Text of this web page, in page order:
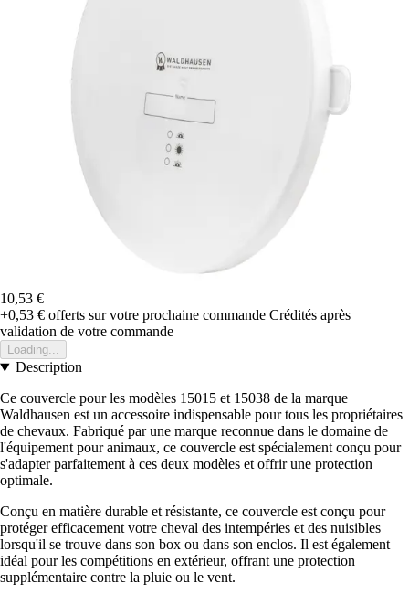
10,53 €
+0,53 € offerts sur votre prochaine commande Crédités après
validation de votre commande
Loading...
Description
Ce couvercle pour les modèles 15015 et 15038 de la marque
Waldhausen est un accessoire indispensable pour tous les propriétaires
de chevaux. Fabriqué par une marque reconnue dans le domaine de
l'équipement pour animaux, ce couvercle est spécialement conçu pour
s'adapter parfaitement à ces deux modèles et offrir une protection
optimale.
Conçu en matière durable et résistante, ce couvercle est conçu pour
protéger efficacement votre cheval des intempéries et des nuisibles
lorsqu'il se trouve dans son box ou dans son enclos. Il est également
idéal pour les compétitions en extérieur, offrant une protection
supplémentaire contre la pluie ou le vent.